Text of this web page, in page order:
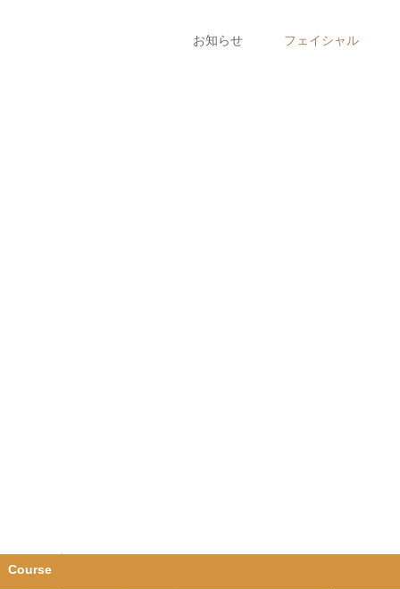
お知らせ フェイシャル
サヤンのエイジングケアフェイシャルは、心地よいハンドトリート